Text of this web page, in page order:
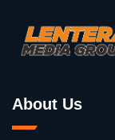
About Us